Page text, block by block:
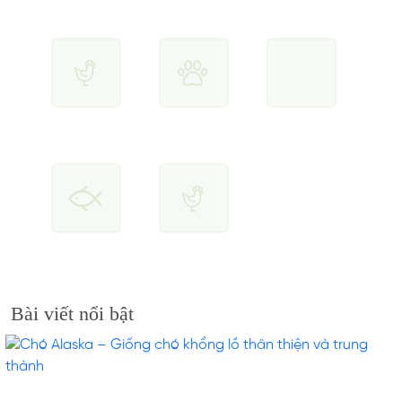
Bài viết nổi bật